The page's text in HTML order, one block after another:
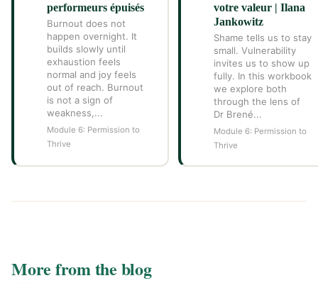
performeurs épuisés
Burnout does not
happen overnight. It
builds slowly until
exhaustion feels
normal and joy feels
out of reach. Burnout
is not a sign of
weakness,...
Module 6: Permission to
Thrive
votre valeur | Ilana
Jankowitz
Shame tells us to stay
small. Vulnerability
invites us to show up
fully. In this workbook
we explore both
through the lens of
Dr Brené...
Module 6: Permission to
Thrive
More from the blog